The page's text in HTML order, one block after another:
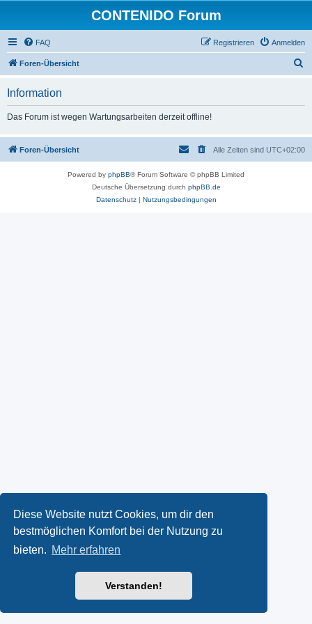
Diese Website nutzt Cookies, um dir den
bestmöglichen Komfort bei der Nutzung zu
bieten. Mehr erfahren
Verstanden!
CONTENIDO Forum
FAQ Anmelden
Registrieren
Foren-Übersicht
Information
Das Forum ist wegen Wartungsarbeiten derzeit offline!
Foren-Übersicht Alle Zeiten sind UTC+02:00
Powered by phpBB® Forum Software © phpBB Limited
Deutsche Übersetzung durch phpBB.de
Datenschutz| Nutzungsbedingungen